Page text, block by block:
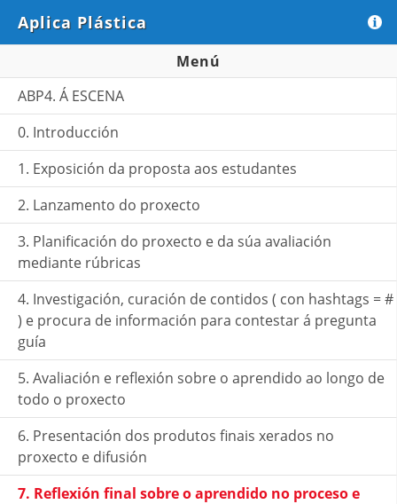
Aplica Plástica
?
Menú
ABP4. Á ESCENA
0. Introducción
1. Exposición da proposta aos estudantes
2. Lanzamento do proxecto
3. Planificación do proxecto e da súa avaliación
mediante rúbricas
4. Investigación, curación de contidos ( con hashtags = #
) e procura de información para contestar á pregunta
guía
5. Avaliación e reflexión sobre o aprendido ao longo de
todo o proxecto
6. Presentación dos produtos finais xerados no
proxecto e difusión
7. Reflexión final sobre o aprendido no proceso e